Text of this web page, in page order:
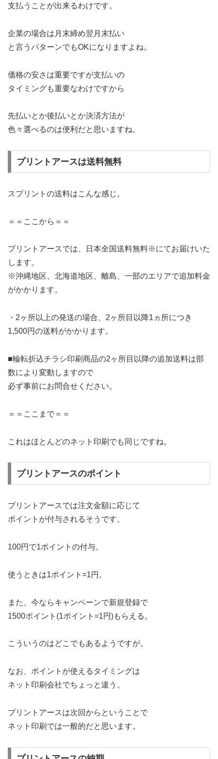
支払うことが出来るわけです。
企業の場合は月末締め翌月末払い
と言うパターンでもOKになりますよね。
価格の安さは重要ですが支払いの
タイミングも重要なわけですから
先払いとか後払いとか決済方法が
色々選べるのは便利だと思いますね。
プリントアースは送料無料
スプリントの送料はこんな感じ。
＝＝ここから＝＝
プリントアースでは、日本全国送料無料※にてお届けいた
します。
※沖縄地区、北海道地区、離島、一部のエリアで追加料金
がかかります。
・2ヶ所以上の発送の場合、2ヶ所目以降1ヵ所につき
1,500円の送料がかかります。
■輪転折込チラシ印刷商品の2ヶ所目以降の追加送料は部
数により変動しますので
必ず事前にお問合せください。
＝＝ここまで＝＝
これはほとんどのネット印刷でも同じですね。
プリントアースのポイント
プリントアースでは注文金額に応じて
ポイントが付与されるそうです。
100円で1ポイントの付与。
使うときは1ポイント=1円。
また、今ならキャンペーンで新規登録で
1500ポイント(1ポイント=1円)もらえる。
こういうのはどこでもあるようですが。
なお、ポイントが使えるタイミングは
ネット印刷会社でちょっと違う。
プリントアースは次回からということで
ネット印刷では一般的だと思います。